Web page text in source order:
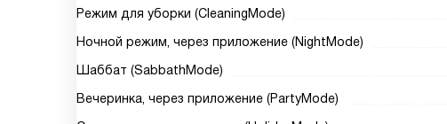
Режим для уборки (CleaningMode)
Ночной режим, через приложение (NightMode)
Шаббат (SabbathMode)
Вечеринка, через приложение (PartyMode)